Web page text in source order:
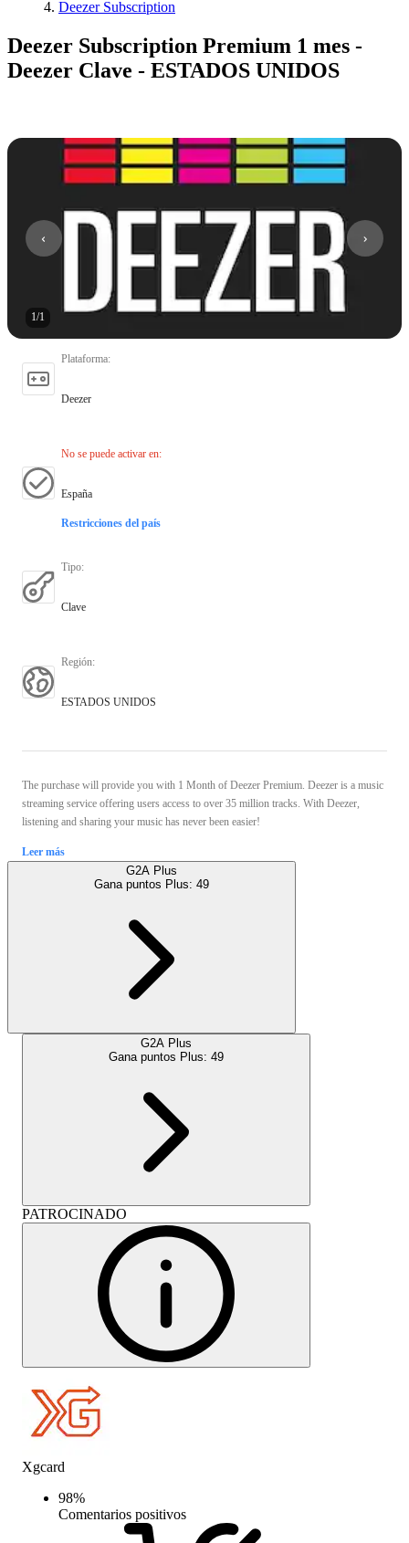
Deezer Subscription
Deezer Subscription Premium 1 mes -
Deezer Clave - ESTADOS UNIDOS
1/1
Plataforma:
Deezer
No se puede activar en:
España
Restricciones del país
Tipo:
Clave
Región:
ESTADOS UNIDOS
The purchase will provide you with 1 Month of Deezer Premium. Deezer is a music
streaming service offering users access to over 35 million tracks. With Deezer,
listening and sharing your music has never been easier!
Leer más
G2A Plus
Gana puntos Plus: 49
G2A Plus
Gana puntos Plus: 49
PATROCINADO
Xgcard
98%
Comentarios positivos